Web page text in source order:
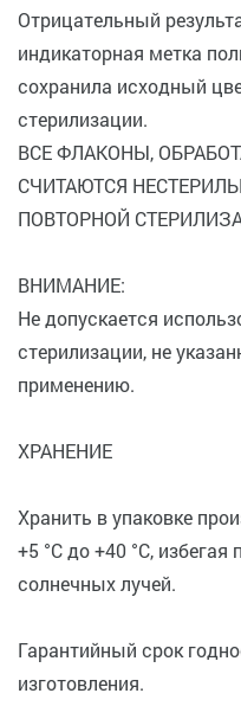
Отрицательный
индикаторная метка
сохранила исходный
стерилизации.
ВСЕ ФЛАКОНЫ,
СЧИТАЮТСЯ
ПОВТОРНОЙ
ВНИМАНИЕ:
Не допускается
стерилизации, не
применению.
ХРАНЕНИЕ
Хранить в упаковке
+5 °C до +40 °C,
солнечных лучей.
Гарантийный срок
изготовления.